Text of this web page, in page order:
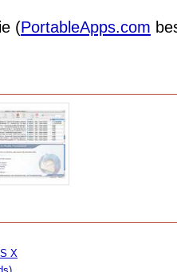
(PortableApps.com
X